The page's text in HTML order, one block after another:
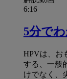
6:16
5分で
HPVは、お
する、一般
けでなく、